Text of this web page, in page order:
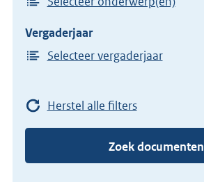
Vergaderjaar
Selecteer vergaderjaar
Herstel alle filters
Zoek documenten